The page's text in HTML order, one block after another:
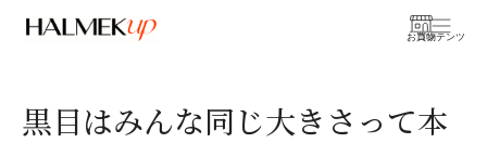
お買物
コンテンツ
黒目はみんな同じ大きさって本